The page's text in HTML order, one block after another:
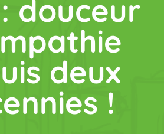
douceur
deux
!